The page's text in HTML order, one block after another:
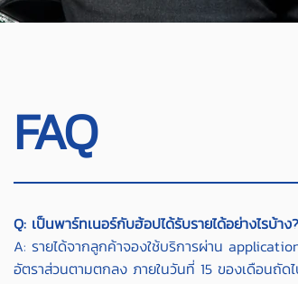
FAQ
Q: เป็นพาร์ทเนอร์กับฮ้อปได้รับรายได้อย่างไรบ้าง?
A: รายได้จากลูกค้าจองใช้บริการผ่าน
อัตราส่วนตามตกลง ภายในวันที่ 15 ของเดือนถัด